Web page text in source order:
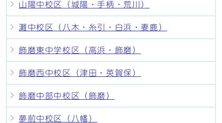
山陽中校区（城陽・手柄・荒川）
灘中校区（八木・糸引・白浜・妻鹿）
飾磨東中学校区（高浜・飾磨）
飾磨西中校区（津田・英賀保）
飾磨中部中校区（飾磨）
夢前中校区（八幡）